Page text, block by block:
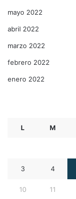
mayo 2022
abril 2022
marzo 2022
febrero 2022
enero 2022
L M
3 4
10 11